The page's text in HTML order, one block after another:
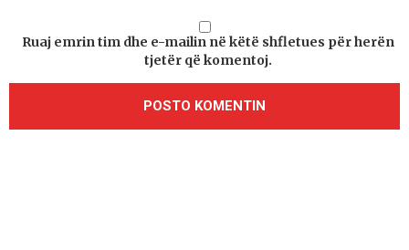
Ruaj emrin tim dhe e-mailin në këtë shfletues për herën
tjetër që komentoj.